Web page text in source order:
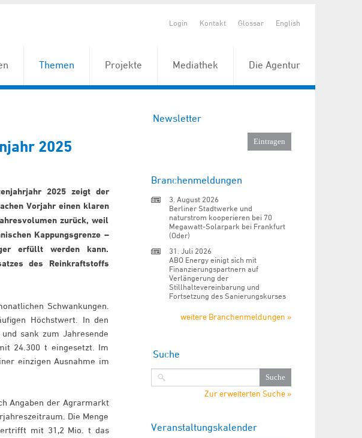
Login Kontakt Glossar English
Themen Projekte Mediathek Die Agentur
2025
2025 zeigt der
Vorjahr einen klaren
zurück, weil
Kappungsgrenze –
erfüllt werden kann.
des Reinkraftstoffs
Schwankungen.
Höchstwert. In den
sank zum Jahresende
24.300 t eingesetzt. Im
einzigen Ausnahme im
Angaben der Agrarmarkt
Die Menge
mit 31,2 Mio. t das
Newsletter
Branchenmeldungen
3. August 2026
Berliner Stadtwerke und
naturstrom kooperieren bei 70
Megawatt-Solarpark bei Frankfurt
(Oder)
31. Juli 2026
ABO Energy einigt sich mit
Finanzierungspartnern auf
Verlängerung der
Stillhaltevereinbarung und
Fortsetzung des Sanierungskurses
weitere Branchenmeldungen »
Suche
Zur erweiterten Suche »
Veranstaltungskalender